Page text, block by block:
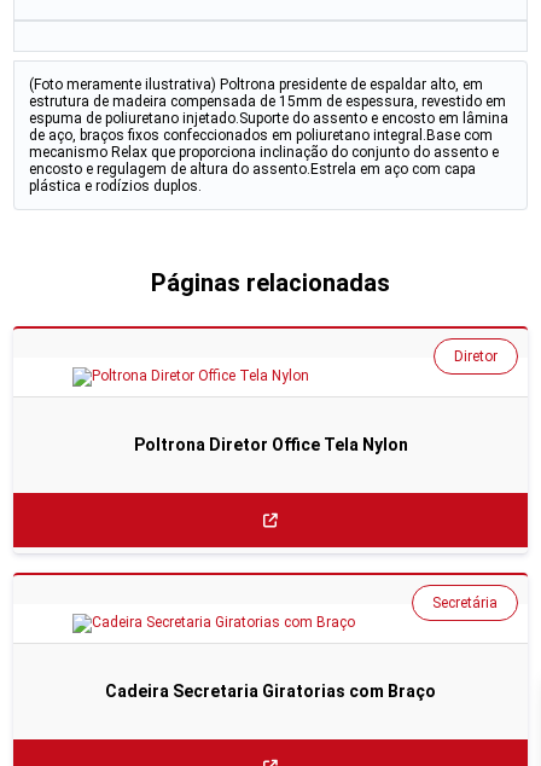
(Foto meramente ilustrativa) Poltrona presidente de espaldar alto, em
estrutura de madeira compensada de 15mm de espessura, revestido em
espuma de poliuretano injetado.Suporte do assento e encosto em lâmina
de aço, braços fixos confeccionados em poliuretano integral.Base com
mecanismo Relax que proporciona inclinação do conjunto do assento e
encosto e regulagem de altura do assento.Estrela em aço com capa
plástica e rodízios duplos.
Páginas relacionadas
Poltrona Diretor Office Tela Nylon
Diretor
Cadeira Secretaria Giratorias com Braço
Secretária